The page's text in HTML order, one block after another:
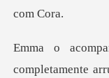
completamente